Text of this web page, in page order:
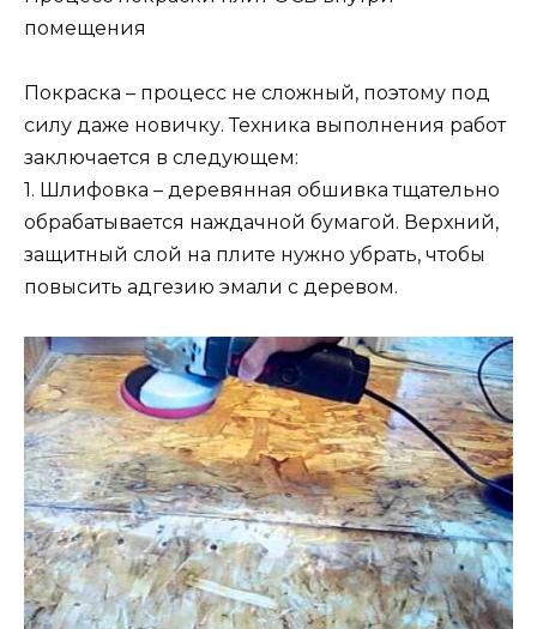
помещения
Покраска – процесс не сложный, поэтому под
силу даже новичку. Техника выполнения работ
заключается в следующем:
1. Шлифовка – деревянная обшивка тщательно
обрабатывается наждачной бумагой. Верхний,
защитный слой на плите нужно убрать, чтобы
повысить адгезию эмали с деревом.